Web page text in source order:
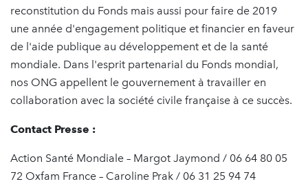
reconstitution du Fonds mais aussi pour faire de 2019
une année d'engagement politique et financier en faveur
de l'aide publique au développement et de la santé
mondiale. Dans l'esprit partenarial du Fonds mondial,
nos ONG appellent le gouvernement à travailler en
collaboration avec la société civile française à ce succès.
Contact Presse :
Action Santé Mondiale – Margot Jaymond / 06 64 80 05
72 Oxfam France – Caroline Prak / 06 31 25 94 74